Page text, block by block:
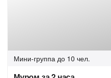
Мини-группа до 10 чел.